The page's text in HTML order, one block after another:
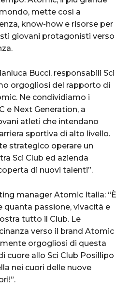
mette così a
know-how e risorse per
giovani protagonisti verso
Bucci, responsabili Sci
orgogliosi del rapporto di
Ne condividiamo i
e Next Generation, a
atleti che intendano
sportiva di alto livello.
strategico operare un
Sci Club ed azienda
di nuovi talenti”.
manager Atomic Italia: “È
quanta passione, vivacità e
tutto il Club. Le
verso il brand Atomic
orgogliosi di questa
cuore allo Sci Club Posillipo
nei cuori delle nuove